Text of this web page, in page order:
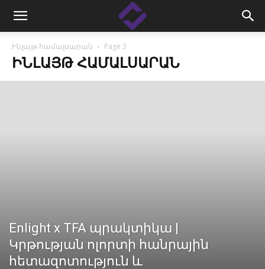
Ինլայթ համալսարան Page 3
ԻՆԼԱՅԹ ՀԱՄԱԼՍԱՐԱՆ
Enlight x TFA պրակտիկա |
Կրթության ոլորտի հանրային
հետազոտություն և